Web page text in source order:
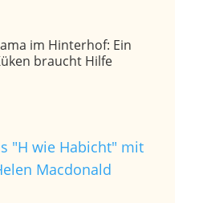
im Hinterhof: Ein
braucht Hilfe